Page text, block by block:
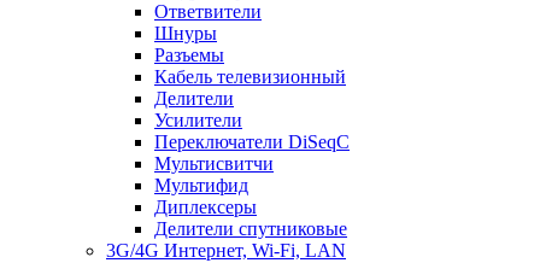
Ответвители
Шнуры
Разъемы
Кабель телевизионный
Делители
Усилители
Переключатели DiSeqC
Мультисвитчи
Мультифид
Диплексеры
Делители спутниковые
3G/4G Интернет, Wi-Fi, LAN